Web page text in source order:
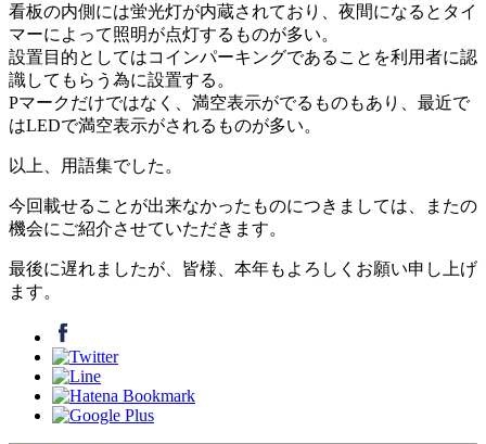
看板の内側には蛍光灯が内蔵されており、夜間になるとタイ
マーによって照明が点灯するものが多い。
設置目的としてはコインパーキングであることを利用者に認
識してもらう為に設置する。
Pマークだけではなく、満空表示がでるものもあり、最近で
はLEDで満空表示がされるものが多い。
以上、用語集でした。
今回載せることが出来なかったものにつきましては、またの
機会にご紹介させていただきます。
最後に遅れましたが、皆様、本年もよろしくお願い申し上げ
ます。